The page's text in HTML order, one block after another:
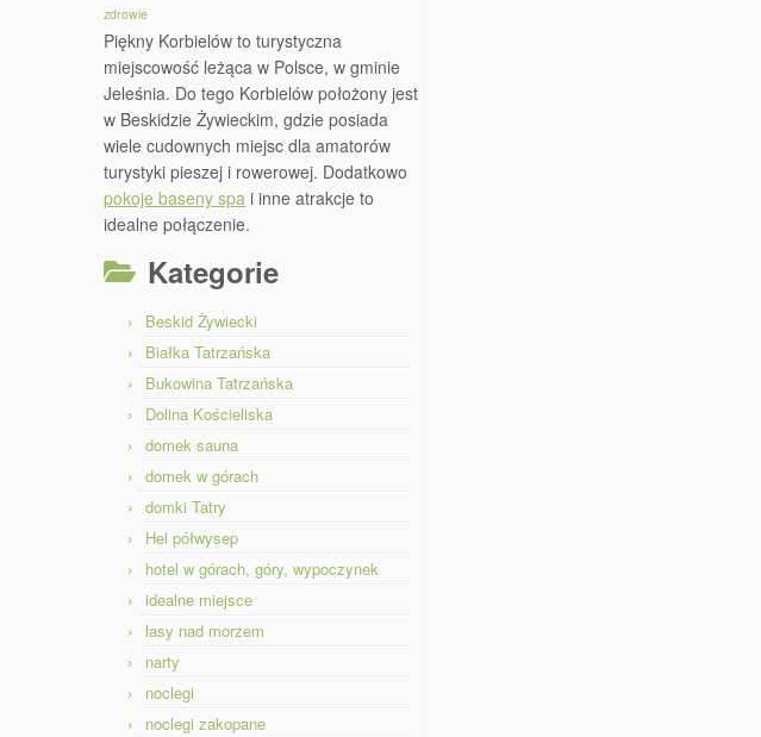
zdrowie
Piękny Korbielów to turystyczna
miejscowość leżąca w Polsce, w gminie
Jeleśnia. Do tego Korbielów położony jest
w Beskidzie Żywieckim, gdzie posiada
wiele cudownych miejsc dla amatorów
turystyki pieszej i rowerowej. Dodatkowo
pokoje baseny spa i inne atrakcje to
idealne połączenie.
Kategorie
Beskid Żywiecki
Białka Tatrzańska
Bukowina Tatrzańska
Dolina Kościeliska
domek sauna
domek w górach
domki Tatry
Hel półwysep
hotel w górach, góry, wypoczynek
idealne miejsce
lasy nad morzem
narty
noclegi
noclegi zakopane